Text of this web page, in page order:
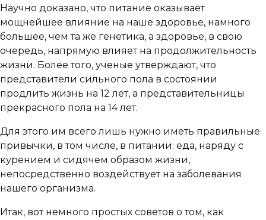
Научно доказано, что питание оказывает
мощнейшее влияние на наше здоровье, намного
большее, чем та же генетика, а здоровье, в свою
очередь, напрямую влияет на продолжительность
жизни. Более того, ученые утверждают, что
представители сильного пола в состоянии
продлить жизнь на 12 лет, а представительницы
прекрасного пола на 14 лет.
Для этого им всего лишь нужно иметь правильные
привычки, в том числе, в питании: еда, наряду с
курением и сидячем образом жизни,
непосредственно воздействует на заболевания
нашего организма.
Итак, вот немного простых советов о том, как